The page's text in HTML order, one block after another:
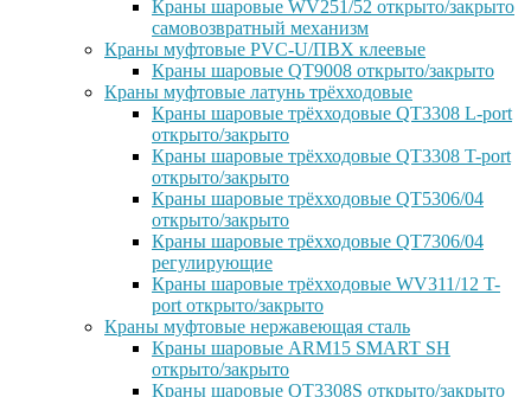
Краны шаровые WV251/52 открыто/закрыто
самовозвратный механизм
Краны муфтовые PVC-U/ПВХ клеевые
Краны шаровые QT9008 открыто/закрыто
Краны муфтовые латунь трёхходовые
Краны шаровые трёхходовые QT3308 L-port
открыто/закрыто
Краны шаровые трёхходовые QT3308 T-port
открыто/закрыто
Краны шаровые трёхходовые QT5306/04
открыто/закрыто
Краны шаровые трёхходовые QT7306/04
регулирующие
Краны шаровые трёхходовые WV311/12 T-
port открыто/закрыто
Краны муфтовые нержавеющая сталь
Краны шаровые ARM15 SMART SH
открыто/закрыто
Краны шаровые QT3308S открыто/закрыто